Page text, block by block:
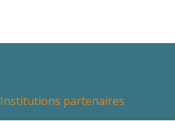
Institutions partenaires